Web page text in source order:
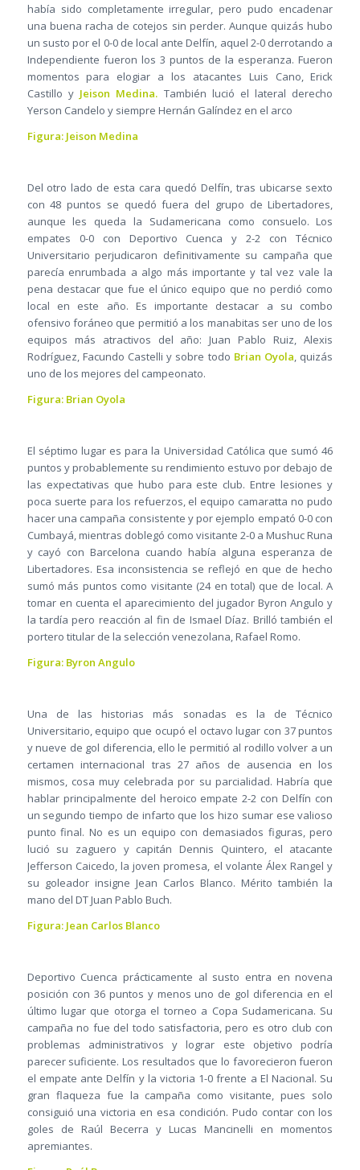
había sido completamente irregular, pero pudo encadenar
una buena racha de cotejos sin perder. Aunque quizás hubo
un susto por el 0-0 de local ante Delfín, aquel 2-0 derrotando a
Independiente fueron los 3 puntos de la esperanza. Fueron
momentos para elogiar a los atacantes Luis Cano, Erick
Castillo y Jeison Medina. También lució el lateral derecho
Yerson Candelo y siempre Hernán Galíndez en el arco
Figura: Jeison Medina
Del otro lado de esta cara quedó Delfín, tras ubicarse sexto
con 48 puntos se quedó fuera del grupo de Libertadores,
aunque les queda la Sudamericana como consuelo. Los
empates 0-0 con Deportivo Cuenca y 2-2 con Técnico
Universitario perjudicaron definitivamente su campaña que
parecía enrumbada a algo más importante y tal vez vale la
pena destacar que fue el único equipo que no perdió como
local en este año. Es importante destacar a su combo
ofensivo foráneo que permitió a los manabitas ser uno de los
equipos más atractivos del año: Juan Pablo Ruiz, Alexis
Rodríguez, Facundo Castelli y sobre todo Brian Oyola, quizás
uno de los mejores del campeonato.
Figura: Brian Oyola
El séptimo lugar es para la Universidad Católica que sumó 46
puntos y probablemente su rendimiento estuvo por debajo de
las expectativas que hubo para este club. Entre lesiones y
poca suerte para los refuerzos, el equipo camaratta no pudo
hacer una campaña consistente y por ejemplo empató 0-0 con
Cumbayá, mientras doblegó como visitante 2-0 a Mushuc Runa
y cayó con Barcelona cuando había alguna esperanza de
Libertadores. Esa inconsistencia se reflejó en que de hecho
sumó más puntos como visitante (24 en total) que de local. A
tomar en cuenta el aparecimiento del jugador Byron Angulo y
la tardía pero reacción al fin de Ismael Díaz. Brilló también el
portero titular de la selección venezolana, Rafael Romo.
Figura: Byron Angulo
Una de las historias más sonadas es la de Técnico
Universitario, equipo que ocupó el octavo lugar con 37 puntos
y nueve de gol diferencia, ello le permitió al rodillo volver a un
certamen internacional tras 27 años de ausencia en los
mismos, cosa muy celebrada por su parcialidad. Habría que
hablar principalmente del heroico empate 2-2 con Delfín con
un segundo tiempo de infarto que los hizo sumar ese valioso
punto final. No es un equipo con demasiados figuras, pero
lució su zaguero y capitán Dennis Quintero, el atacante
Jefferson Caicedo, la joven promesa, el volante Álex Rangel y
su goleador insigne Jean Carlos Blanco. Mérito también la
mano del DT Juan Pablo Buch.
Figura: Jean Carlos Blanco
Deportivo Cuenca prácticamente al susto entra en novena
posición con 36 puntos y menos uno de gol diferencia en el
último lugar que otorga el torneo a Copa Sudamericana. Su
campaña no fue del todo satisfactoria, pero es otro club con
problemas administrativos y lograr este objetivo podría
parecer suficiente. Los resultados que lo favorecieron fueron
el empate ante Delfín y la victoria 1-0 frente a El Nacional. Su
gran flaqueza fue la campaña como visitante, pues solo
consiguió una victoria en esa condición. Pudo contar con los
goles de Raúl Becerra y Lucas Mancinelli en momentos
apremiantes.